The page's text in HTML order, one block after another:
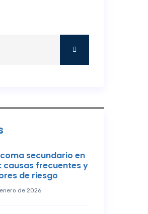
secundario en
causas frecuentes y
de riesgo
de 2026